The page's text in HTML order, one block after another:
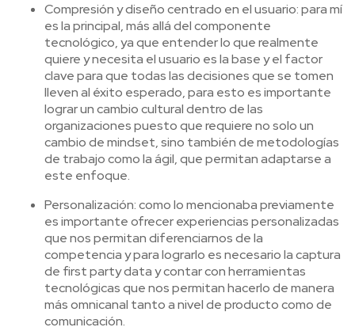
Compresión y diseño centrado en el usuario: para mí
es la principal, más allá del componente
tecnológico, ya que entender lo que realmente
quiere y necesita el usuario es la base y el factor
clave para que todas las decisiones que se tomen
lleven al éxito esperado, para esto es importante
lograr un cambio cultural dentro de las
organizaciones puesto que requiere no solo un
cambio de mindset, sino también de metodologías
de trabajo como la ágil, que permitan adaptarse a
este enfoque.
Personalización: como lo mencionaba previamente
es importante ofrecer experiencias personalizadas
que nos permitan diferenciarnos de la
competencia y para lograrlo es necesario la captura
de first party data y contar con herramientas
tecnológicas que nos permitan hacerlo de manera
más omnicanal tanto a nivel de producto como de
comunicación.